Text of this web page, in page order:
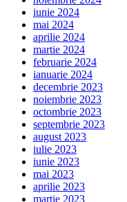
iunie 2024
mai 2024
aprilie 2024
martie 2024
februarie 2024
ianuarie 2024
decembrie 2023
noiembrie 2023
octombrie 2023
septembrie 2023
august 2023
iulie 2023
iunie 2023
mai 2023
aprilie 2023
martie 2023